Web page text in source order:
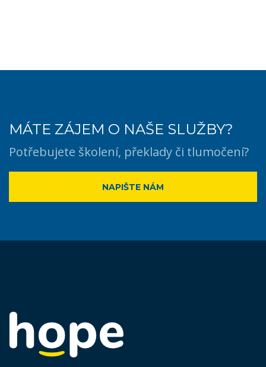
MÁTE ZÁJEM O NAŠE SLUŽBY?
Potřebujete školení, překlady či tlumočení?
NAPIŠTE NÁM